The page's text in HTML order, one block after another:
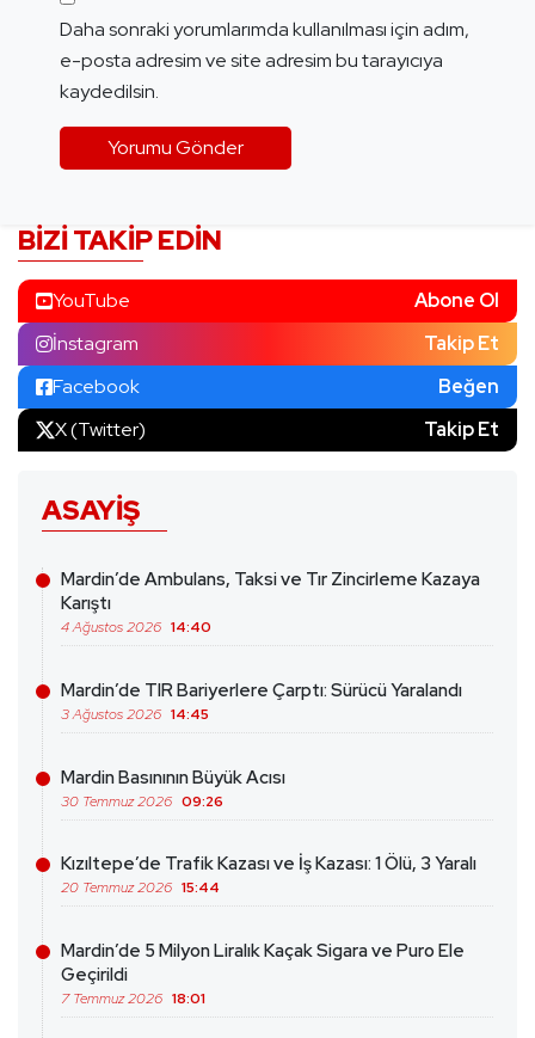
Daha sonraki yorumlarımda kullanılması için adım,
e-posta adresim ve site adresim bu tarayıcıya
kaydedilsin.
BIZI TAKIP EDIN
YouTube
Abone Ol
İnstagram
Takip Et
Facebook
Beğen
X (Twitter)
Takip Et
ASAYIŞ
Mardin’de Ambulans, Taksi ve Tır Zincirleme Kazaya
Karıştı
4 Ağustos 2026 14:40
Mardin’de TIR Bariyerlere Çarptı: Sürücü Yaralandı
3 Ağustos 2026 14:45
Mardin Basınının Büyük Acısı
30 Temmuz 2026 09:26
Kızıltepe’de Trafik Kazası ve İş Kazası: 1 Ölü, 3 Yaralı
20 Temmuz 2026 15:44
Mardin’de 5 Milyon Liralık Kaçak Sigara ve Puro Ele
Geçirildi
7 Temmuz 2026 18:01